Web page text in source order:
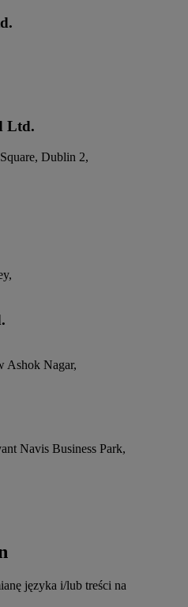
Ltd.
Dublin 2,
Ashok Nagar,
Navis Business Park,
języka i/lub treści na